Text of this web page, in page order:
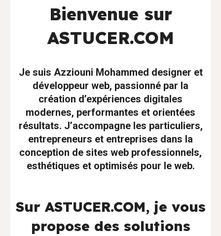
Bienvenue sur
ASTUCER.COM
Je suis Azziouni Mohammed designer et
développeur web, passionné par la
création d’expériences digitales
modernes, performantes et orientées
résultats. J’accompagne les particuliers,
entrepreneurs et entreprises dans la
conception de sites web professionnels,
esthétiques et optimisés pour le web.
Sur ASTUCER.COM, je vous
propose des solutions